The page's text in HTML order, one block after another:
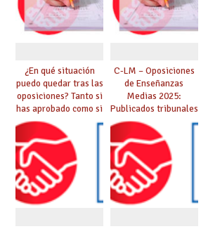
¿En qué situación
puedo quedar tras las
oposiciones? Tanto si
has aprobado como si
te quedas en bolsa,
te lo explicamos todo
aquí
C-LM – Oposiciones
de Enseñanzas
Medias 2025:
Publicados tribunales
y sedes. CONSULTA
AQUÍ TU TRIBUNAL.
Las pruebas se
iniciarán el 21 de
junio.